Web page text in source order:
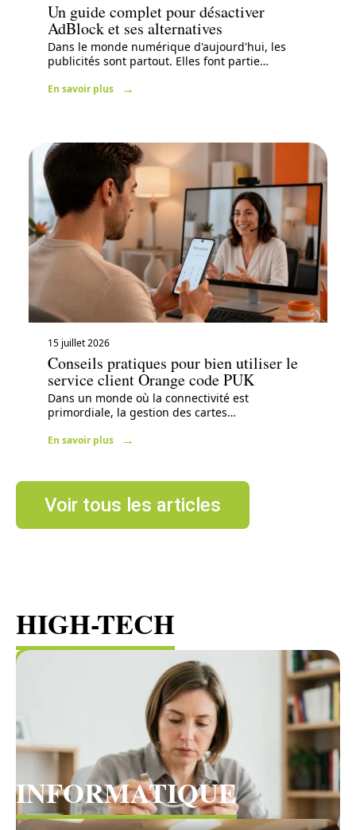
Un guide complet pour désactiver
AdBlock et ses alternatives
Dans le monde numérique d'aujourd'hui, les
publicités sont partout. Elles font partie…
En savoir plus
15 juillet 2026
Conseils pratiques pour bien utiliser le
service client Orange code PUK
Dans un monde où la connectivité est
primordiale, la gestion des cartes…
En savoir plus
Voir tous les articles
HIGH-TECH
Voir tous les articles
INFORMATIQUE